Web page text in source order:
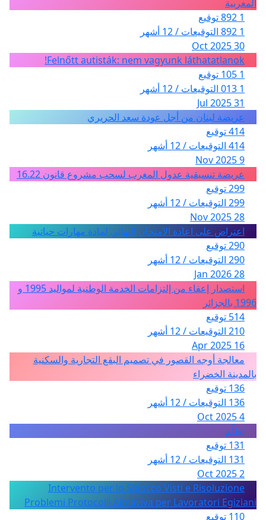
المغربية
1 892 توقيع
1 892 التوقيعات / 12 أشهر
30 Oct 2025
Felnőtt autisták: nem vagyunk láthatatlanok!
1 105 توقيع
1 013 التوقيعات / 12 أشهر
31 Jul 2025
عريضة لبنان من أجل عودة سعد الحريري
414 توقيع
414 التوقيعات / 12 أشهر
9 Nov 2025
عريضة تنسيقية عدول المغرب لسحب مشروع قانون 16.22
299 توقيع
299 التوقيعات / 12 أشهر
28 Nov 2025
اعتراض على اعادة الامتحان النهائي لمادة مهارات حياتية
290 توقيع
290 التوقيعات / 12 أشهر
28 Jan 2026
استصدار إعفاء من إلتزامات الخدمة الوطنية لمواليد 1995 و
1996 بالجزائر
514 توقيع
210 التوقيعات / 12 أشهر
16 Apr 2025
معالجة أوجه القصور في تصميم البقع التجارية والسكنية
بالمدينة الخضراء
136 توقيع
136 التوقيعات / 12 أشهر
4 Oct 2025
تظلّم
131 توقيع
131 التوقيعات / 12 أشهر
2 Oct 2025
Intervento per lo Sblocco Visti e Risoluzione
Problemi Protocolli Almaviva per Lavoratori Egiziani
110 توقيع